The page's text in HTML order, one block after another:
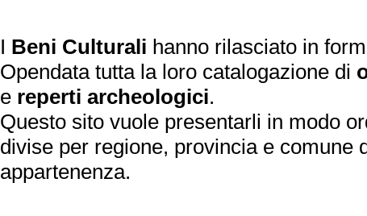
I Beni Culturali hanno rilasciato in
Opendata tutta la loro catalogazione di
e reperti archeologici.
Questo sito vuole presentarli in modo
divise per regione, provincia e comune
appartenenza.